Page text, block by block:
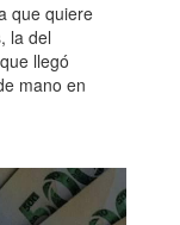
que quiere
la del
llegó
mano en